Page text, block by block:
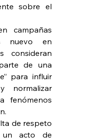
sobre el
campañas
nuevo en
consideran
de una
para influir
normalizar
fenómenos
de respeto
un acto de